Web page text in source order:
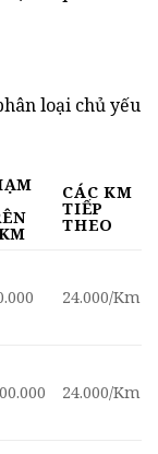
loại chủ yếu
CÁC KM
TIẾP
THEO
24.000/Km
24.000/Km